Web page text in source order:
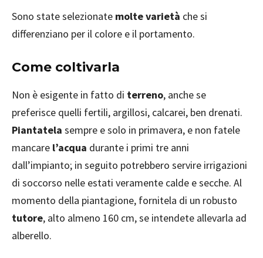
Sono state selezionate molte varietà che si
differenziano per il colore e il portamento.
Come coltivarla
Non è esigente in fatto di terreno, anche se
preferisce quelli fertili, argillosi, calcarei, ben drenati.
Piantatela sempre e solo in primavera, e non fatele
mancare l’acqua durante i primi tre anni
dall’impianto; in seguito potrebbero servire irrigazioni
di soccorso nelle estati veramente calde e secche. Al
momento della piantagione, fornitela di un robusto
tutore, alto almeno 160 cm, se intendete allevarla ad
alberello.